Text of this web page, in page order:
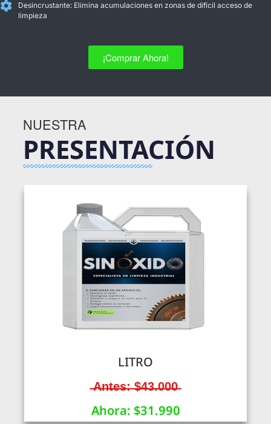
Desincrustante: Elimina acumulaciones en zonas de difícil acceso de
limpieza
¡Comprar Ahora!
LITRO
̶A̶n̶t̶e̶s̶:̶ ̶$̶4̶3̶.̶0̶0̶0̶
Ahora: $31.990
NUESTRA
PRESENTACIÓN